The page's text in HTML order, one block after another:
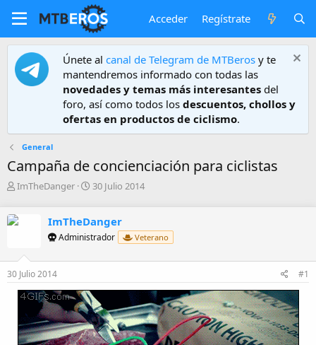
Acceder Regístrate
Únete al canal de Telegram de MTBeros y te
mantendremos informado con todas las
novedades y temas más interesantes del
foro, así como todos los descuentos, chollos y
ofertas en productos de ciclismo.
General
Campaña de concienciación para ciclistas
A
o
ImTheDanger
F
h
a
e
n
i
c
i
o
30 Julio 2014
ImTheDanger
Administrador Veterano
30 Julio 2014 #1